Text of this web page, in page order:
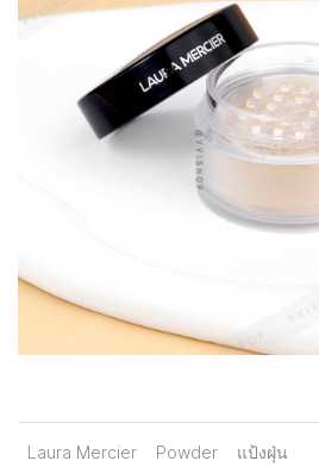
Laura Mercier Powder แป้งฝุ่น